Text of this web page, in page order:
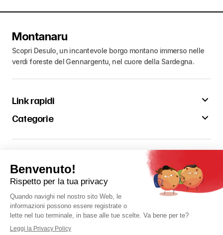
Montanaru
Scopri Desulo, un incantevole borgo montano immerso nelle
verdi foreste del Gennargentu, nel cuore della Sardegna.
Link rapidi
Categorie
Contattaci
Contattaci
Seguici